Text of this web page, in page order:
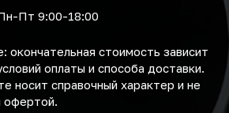
Пт 9:00-18:00
окончательная стоимость зависит
оплаты и способа доставки.
носит справочный характер и не
офертой.